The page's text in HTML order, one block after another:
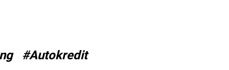
#Autokredit